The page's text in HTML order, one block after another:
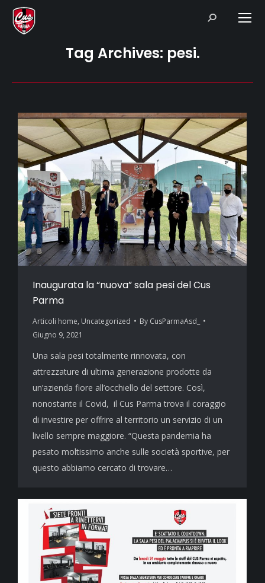
Search:
Tag Archives: pesi.
Inaugurata la “nuova” sala pesi del Cus
Parma
Articoli home, Uncategorized By CusParmaAsd_
Giugno 9, 2021
Una sala pesi totalmente rinnovata, con
attrezzature di ultima generazione prodotte da
un’azienda fiore all’occhiello del settore. Così,
nonostante il Covid, il Cus Parma trova il coraggio
di investire per offrire al territorio un servizio di un
livello sempre maggiore. “Questa pandemia ha
pesato moltissimo anche sulle società sportive, per
questo abbiamo cercato di trovare…